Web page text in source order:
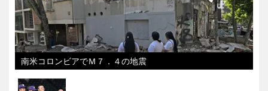
南米コロンビアでＭ７．４の地震